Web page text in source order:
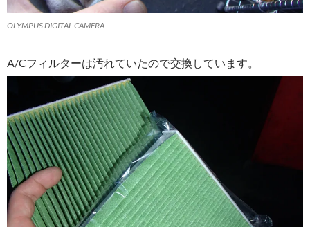
OLYMPUS DIGITAL CAMERA
A/Cフィルターは汚れていたので交換しています。